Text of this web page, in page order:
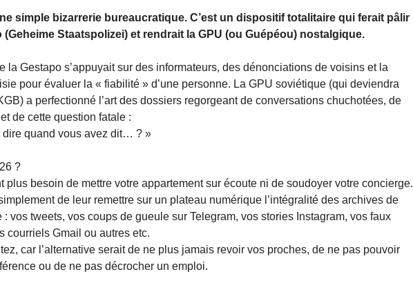
simple bizarrerie bureaucratique. C’est un dispositif totalitaire qui ferait pâlir
(Geheime Staatspolizei) et rendrait la GPU (ou Guépéou) nostalgique.
la Gestapo s’appuyait sur des informateurs, des dénonciations de voisins et la
pour évaluer la « fiabilité » d’une personne. La GPU soviétique (qui deviendra
a perfectionné l’art des dossiers regorgeant de conversations chuchotées, de
de cette question fatale :
dire quand vous avez dit… ? »
?
plus besoin de mettre votre appartement sur écoute ni de soudoyer votre concierge.
de leur remettre sur un plateau numérique l’intégralité des archives de
vos tweets, vos coups de gueule sur Telegram, vos stories Instagram, vos faux
courriels Gmail ou autres etc.
car l’alternative serait de ne plus jamais revoir vos proches, de ne pas pouvoir
ou de ne pas décrocher un emploi.